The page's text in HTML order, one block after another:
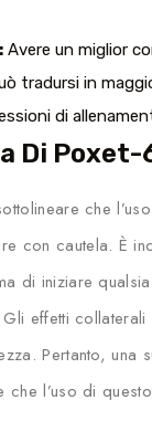
Avere un miglior
tradursi in
di
Di Poxet-
che
con cautela. È
di iniziare
effetti
Pertanto, una
che l’uso di